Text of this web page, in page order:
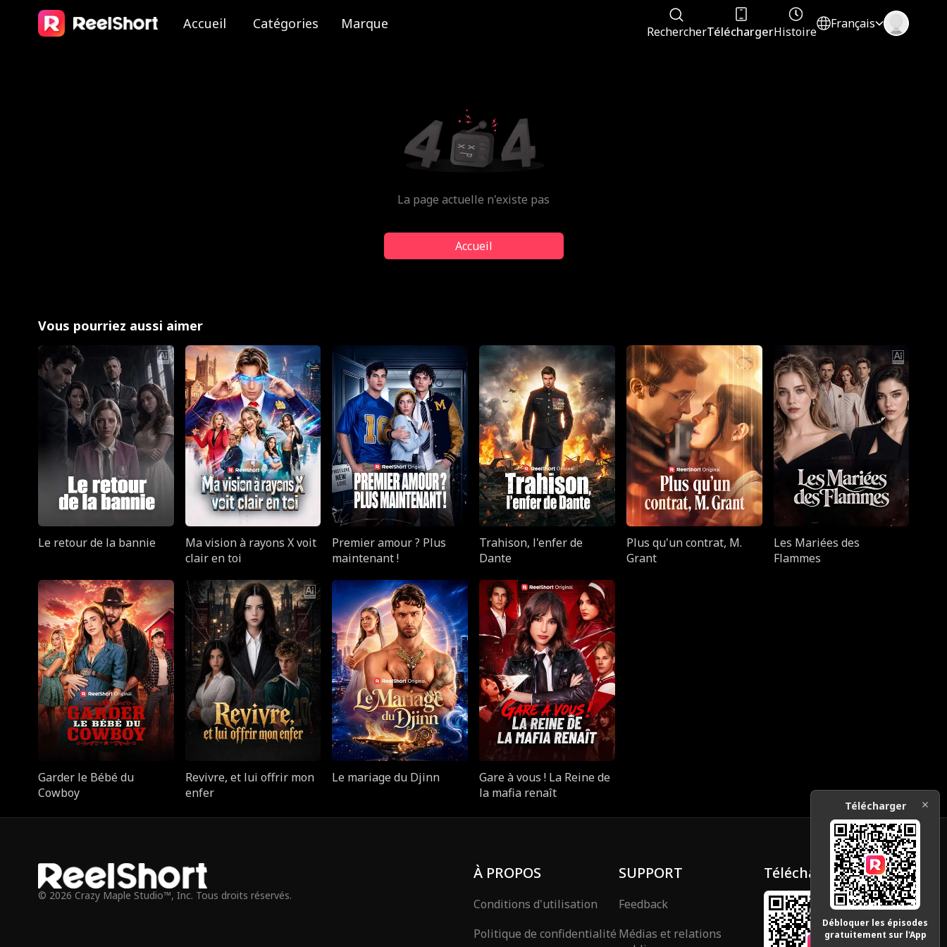
Accueil Catégories Marque RechercherTéléchargerHistoire
Français
La page actuelle n'existe pas
Accueil
Vous pourriez aussi aimer
Le retour de la bannie
Ma vision à rayons X voit
clair en toi
Premier amour ? Plus
maintenant !
Trahison, l'enfer de
Dante
Plus qu'un contrat, M.
Grant
Les Mariées des
Flammes
Garder le Bébé du
Cowboy
Revivre, et lui offrir mon
enfer
Le mariage du Djinn
Gare à vous ! La Reine de
la mafia renaît
© 2026 Crazy Maple Studio™, Inc. Tous droits réservés.
À PROPOS
Conditions d'utilisation
Politique de confidentialité
SUPPORT
Feedback
Médias et relations
Télécharger
Télécharger
Débloquer les épisodes
gratuitement sur l'App